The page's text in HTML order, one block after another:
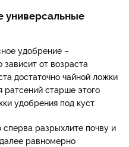
универсальные
удобрение –
от возраста
достаточно чайной ложки
ратсений старше этого
удобрения под куст.
разрыхлите почву и
равномерно